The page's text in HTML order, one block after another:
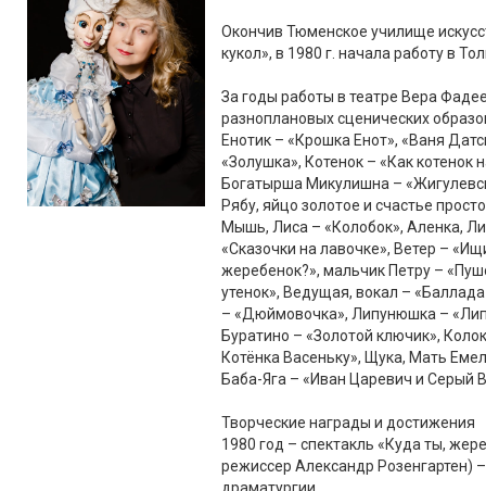
Окончив Тюменское училище
кукол», в 1980 г. начала работу в
За годы работы в театре Вера
разноплановых сценических
Енотик – «Крошка Енот», «Ваня
«Золушка», Котенок – «Как
Богатырша Микулишна –
Рябу, яйцо золотое и счастье
Мышь, Лиса – «Колобок», Аленка,
«Сказочки на лавочке», Ветер –
жеребенок?», мальчик Петру –
утенок», Ведущая, вокал –
– «Дюймовочка», Липунюшка –
Буратино – «Золотой ключик»,
Котёнка Васеньку», Щука, Мать
Баба-Яга – «Иван Царевич и Серый
Творческие награды и достижения
1980 год – спектакль «Куда ты,
режиссер Александр Розенгартен)